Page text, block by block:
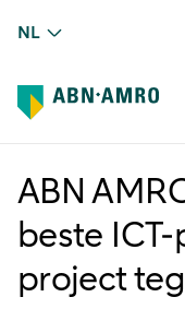
NL
ABN
beste
project